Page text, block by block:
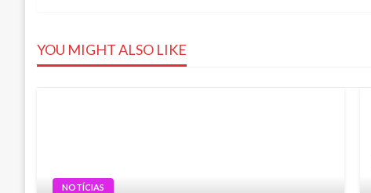
Post
YOU MIGHT ALSO LIKE
NOTÍCIAS